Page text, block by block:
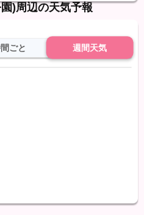
)周辺の天気予報
ごと 週間天気